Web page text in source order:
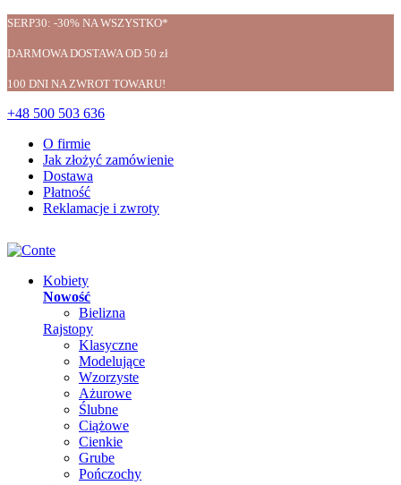
SERP30: -30% NA WSZYSTKO*
DARMOWA DOSTAWA OD 50 zł
100 DNI NA ZWROT TOWARU!
+48 500 503 636
O firmie
Jak złożyć zamówienie
Dostawa
Płatność
Reklamacje i zwroty
Kobiety
Nowość
Bielizna
Rajstopy
Klasyczne
Modelujące
Wzorzyste
Ażurowe
Ślubne
Ciążowe
Cienkie
Grube
Pończochy